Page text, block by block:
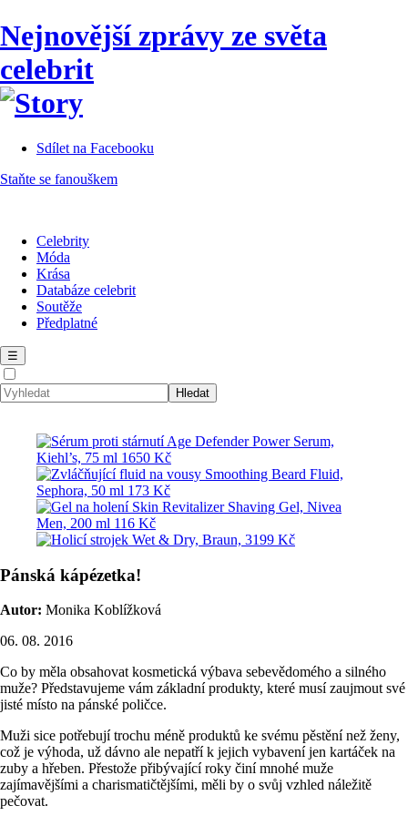
Nejnovější zprávy ze světa
celebrit
Sdílet na Facebooku
Staňte se fanouškem
Celebrity
Móda
Krása
Databáze celebrit
Soutěže
Předplatné
☰
Pánská kápézetka!
Autor: Monika Koblížková
06. 08. 2016
Co by měla obsahovat kosmetická výbava sebevědomého a silného
muže? Představujeme vám základní produkty, které musí zaujmout své
jisté místo na pánské poličce.
Muži sice potřebují trochu méně produktů ke svému pěstění než ženy,
což je výhoda, už dávno ale nepatří k jejich vybavení jen kartáček na
zuby a hřeben. Přestože přibývající roky činí mnohé muže
zajímavějšími a charismatičtějšími, měli by o svůj vzhled náležitě
pečovat.